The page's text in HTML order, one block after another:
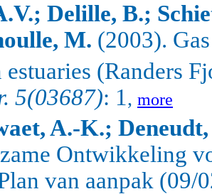
Delille, B.;
M. (2003).
estuaries (Randers
5(03687): 1, more
A.-K.;
Ontwikkeling
van aanpak